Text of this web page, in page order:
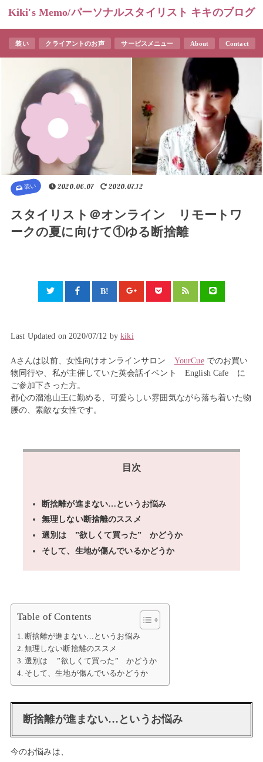
Kiki's Memo/パーソナルスタイリスト キキのブログ
装い クライアントのお声 サービスメニュー About Contact
装い 2020.06.07 2020.07.12
スタイリスト＠オンライン リモートワ
ークの夏に向けて①ゆる断捨離
Last Updated on 2020/07/12 bykiki
Aさんは以前、女性向けオンラインサロン YourCueでのお買い
物同行や、私が主催していた英会話イベント English Cafe に
ご参加下さった方。
都心の溜池山王に勤める、可愛らしい雰囲気ながら落ち着いた物
腰の、素敵な女性です。
目次
断捨離が進まない…というお悩み
無理しない断捨離のススメ
選別は ”欲しくて買った” かどうか
そして、生地が傷んでいるかどうか
Table of Contents
断捨離が進まない…というお悩み
無理しない断捨離のススメ
選別は ”欲しくて買った” かどうか
そして、生地が傷んでいるかどうか
断捨離が進まない…というお悩み
今のお悩みは、